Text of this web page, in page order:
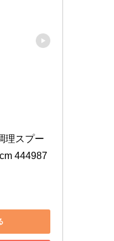
理スプー
444987